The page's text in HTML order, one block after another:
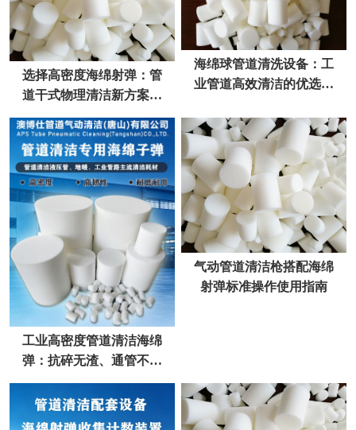
选择高密度海绵射弹：管
道干式物理清洁新方案去
污不伤管
海绵球管道清洗设备：工
业管道高效清洁的优选方
工业高密度管道清洁海绵
弹：抗碎无渣、通管不卡
弹，厂家直供更省心
气动管道清洁枪搭配海绵
射弹标准操作使用指南